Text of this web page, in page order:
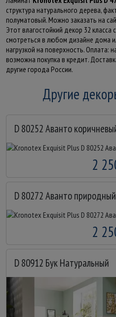
структура натурального дерева,
полуматовый. Можно заказать на
Этот влагостойкий декор 32
смотреться в любом дизайне дома
нагрузкой на поверхность. Оплата:
возможна покупка в кредит.
другие города России.
Другие
D 80252 Аванто
2
D 80272 Аванто природный
2
D 80912 Бук Натуральный